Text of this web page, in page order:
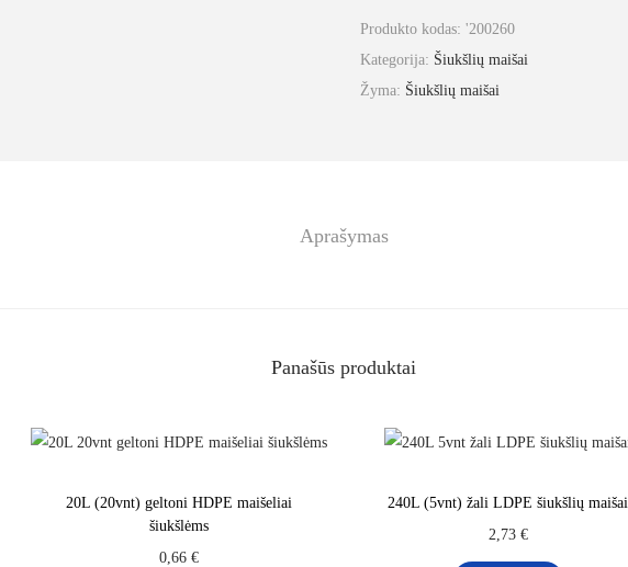
Produkto kodas: '200260
Kategorija: Šiukšlių maišai
Žyma: Šiukšlių maišai
Aprašymas
Panašūs produktai
20L (20vnt) geltoni HDPE maišeliai
šiukšlėms
0,66 €
240L (5vnt) žali LDPE šiukšlių maišai
2,73 €